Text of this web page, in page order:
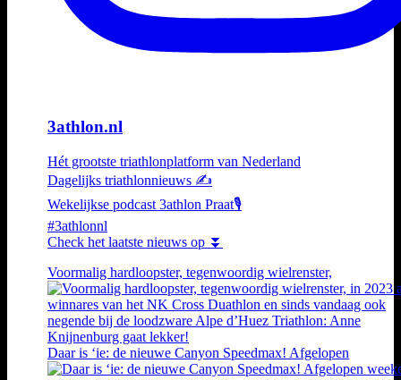
3athlon.nl
Hét grootste triathlonplatform van Nederland
Dagelijks triathlonnieuws ✍️
Wekelijkse podcast 3athlon Praat🎙️
#3athlonnl
Check het laatste nieuws op ⏬
Voormalig hardloopster, tegenwoordig wielrenster,
Daar is ‘ie: de nieuwe Canyon Speedmax! Afgelopen